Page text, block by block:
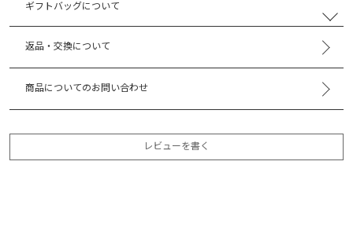
ギフトバッグについて
返品・交換について
商品についてのお問い合わせ
レビューを書く